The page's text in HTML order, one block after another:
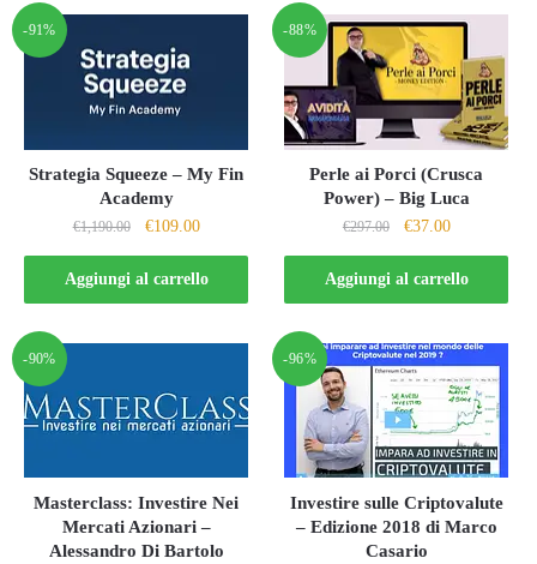
-91%
Strategia Squeeze – My Fin
Academy
€1,190.00
Il
prezzo
originale
era:
€109.00Il
prezzo
attuale
è:
Aggiungi al carrello
-88%
Perle ai Porci (Crusca
Power) – Big Luca
€297.00
Il
prezzo
originale
era:
€37.00Il
prezzo
attuale
è:
Aggiungi al carrello
-90%
Masterclass: Investire Nei
Mercati Azionari –
Alessandro Di Bartolo
-96%
Investire sulle Criptovalute
– Edizione 2018 di Marco
Casario